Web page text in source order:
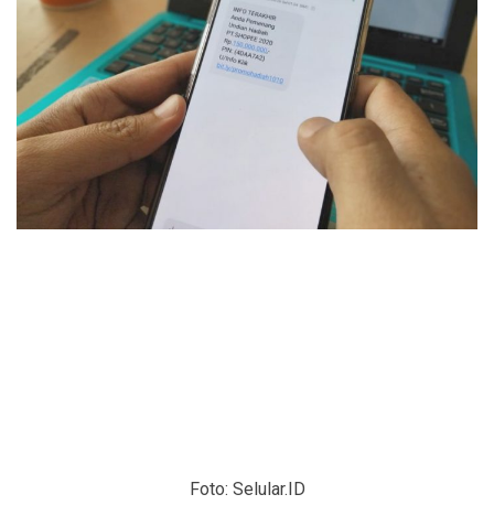
Foto: Selular.ID